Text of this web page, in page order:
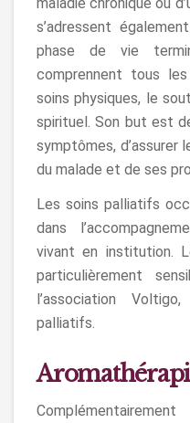
s’adressent
phase de vie
comprennent tous
soins physiques, le
spirituel. Son but est
symptômes,
du malade et de ses
Les soins palliatifs
dans
vivant en institution.
particulièrement
l’association
palliatifs.